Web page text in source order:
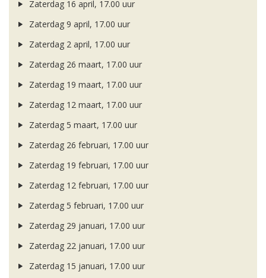
Zaterdag 16 april, 17.00 uur
Zaterdag 9 april, 17.00 uur
Zaterdag 2 april, 17.00 uur
Zaterdag 26 maart, 17.00 uur
Zaterdag 19 maart, 17.00 uur
Zaterdag 12 maart, 17.00 uur
Zaterdag 5 maart, 17.00 uur
Zaterdag 26 februari, 17.00 uur
Zaterdag 19 februari, 17.00 uur
Zaterdag 12 februari, 17.00 uur
Zaterdag 5 februari, 17.00 uur
Zaterdag 29 januari, 17.00 uur
Zaterdag 22 januari, 17.00 uur
Zaterdag 15 januari, 17.00 uur